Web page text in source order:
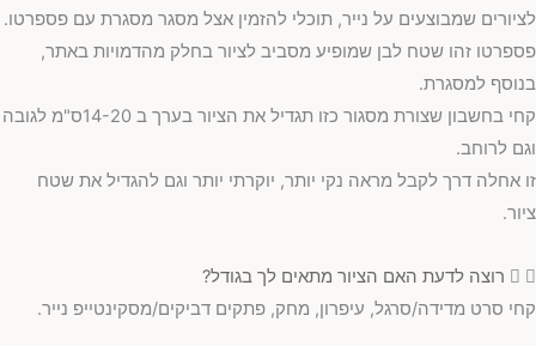
לציורים שמבוצעים על נייר, תוכלי להזמין אצל מסגר מסגרת עם פספרטו.
פספרטו זהו שטח לבן שמופיע מסביב לציור בחלק מהדמויות באתר,
בנוסף למסגרת.
קחי בחשבון שצורת מסגור כזו תגדיל את הציור בערך ב 14-20ס"מ לגובה
וגם לרוחב.
זו אחלה דרך לקבל מראה נקי יותר, יוקרתי יותר וגם להגדיל את שטח
ציור.
רוצה לדעת האם הציור מתאים לך בגודל?
קחי סרט מדידה/סרגל, עיפרון, מחק, פתקים דביקים/מסקינטייפ נייר.